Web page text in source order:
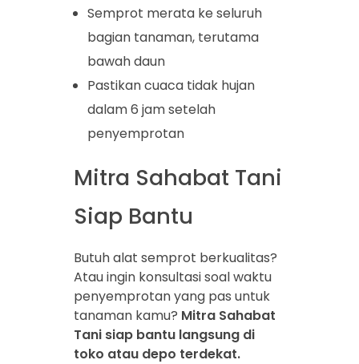
Semprot merata ke seluruh
bagian tanaman, terutama
bawah daun
Pastikan cuaca tidak hujan
dalam 6 jam setelah
penyemprotan
Mitra Sahabat Tani
Siap Bantu
Butuh alat semprot berkualitas?
Atau ingin konsultasi soal waktu
penyemprotan yang pas untuk
tanaman kamu? Mitra Sahabat
Tani siap bantu langsung di
toko atau depo terdekat.